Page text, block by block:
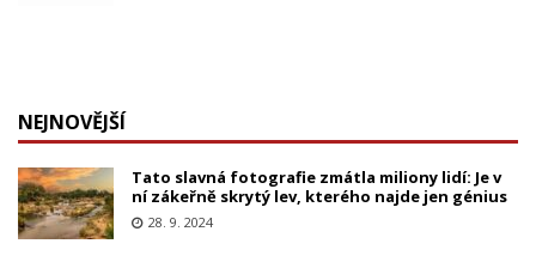
NEJNOVĚJŠÍ
Tato slavná fotografie zmátla miliony lidí: Je v
ní zákeřně skrytý lev, kterého najde jen génius
28. 9. 2024